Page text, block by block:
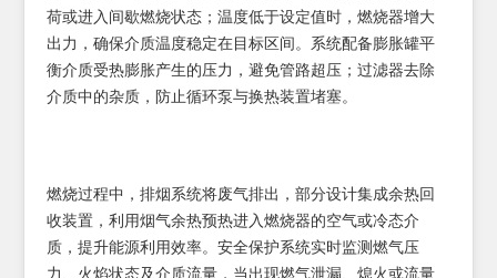
荷或进入间歇燃烧状态；温度低于设定值时，燃烧器增大
出力，确保介质温度稳定在目标区间。系统配备膨胀罐平
衡介质受热膨胀产生的压力，避免管路超压；过滤器去除
介质中的杂质，防止循环泵与换热装置堵塞。
燃烧过程中，排烟系统将废气排出，部分设计集成余热回
收装置，利用烟气余热预热进入燃烧器的空气或冷态介
质，提升能源利用效率。安全保护系统实时监测燃气压
力、火焰状态及介质流量，当出现燃气泄漏、熄火或流量